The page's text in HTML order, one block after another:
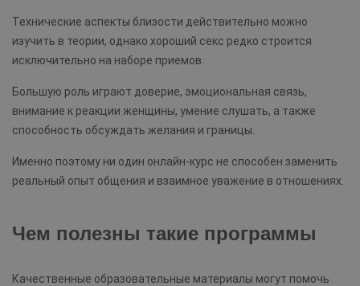
Технические аспекты близости действительно можно
изучить в теории, однако хороший секс редко строится
исключительно на наборе приемов.
Большую роль играют доверие, эмоциональная связь,
внимание к реакции женщины, умение слушать, а также
способность обсуждать желания и границы.
Именно поэтому ни один онлайн-курс не способен заменить
реальный опыт общения и взаимное уважение в отношениях.
Чем полезны такие программы
Качественные образовательные материалы могут помочь